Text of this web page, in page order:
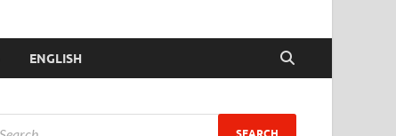
ENGLISH